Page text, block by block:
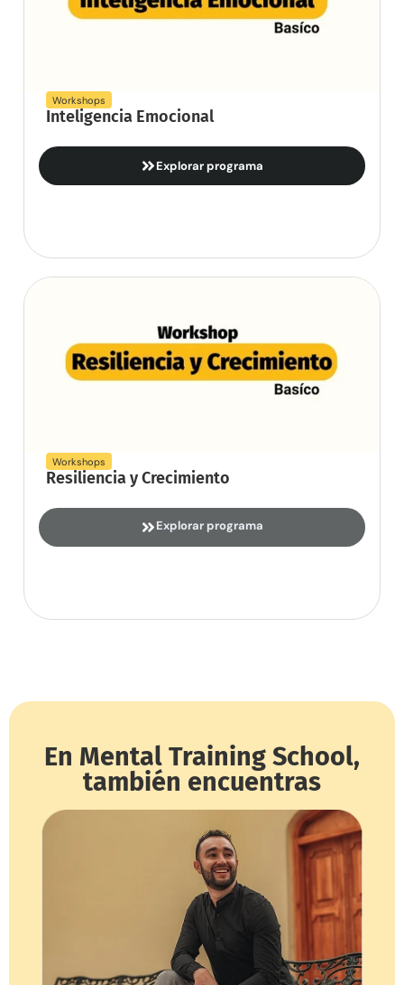
Workshops
Inteligencia Emocional
Explorar programa
Workshops
Resiliencia y Crecimiento
Explorar programa
En Mental Training School,
también encuentras